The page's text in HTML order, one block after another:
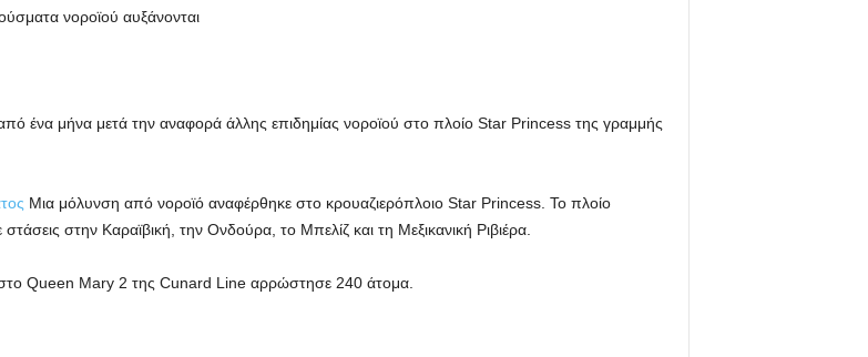
νοροϊού αυξάνονται
ένα μήνα μετά την αναφορά άλλης επιδημίας νοροϊού στο πλοίο Star Princess της γραμμής
Μια μόλυνση από νοροϊό αναφέρθηκε στο κρουαζιερόπλοιο Star Princess. Το πλοίο
στην Καραϊβική, την Ονδούρα, το Μπελίζ και τη Μεξικανική Ριβιέρα.
Queen Mary 2 της Cunard Line αρρώστησε 240 άτομα.